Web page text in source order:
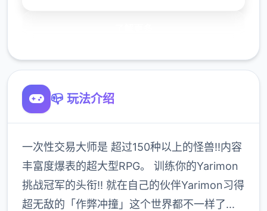
📪 玩法介绍
一次性交易大师是 超过150种以上的怪兽!!内容
丰富度爆表的超大型RPG。 训练你的Yarimon
挑战冠军的头衔!! 就在自己的伙伴Yarimon习得
超无敌的「作弊冲撞」这个世界都不一样了...